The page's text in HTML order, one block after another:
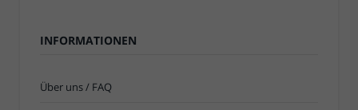
INFORMATIONEN
Über uns / FAQ